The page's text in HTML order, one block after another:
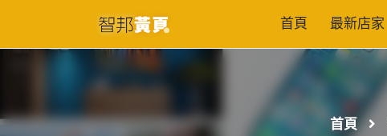
首頁 最新店家
首頁